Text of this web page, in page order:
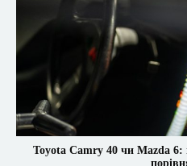
Toyota Camry 40 чи Mazda